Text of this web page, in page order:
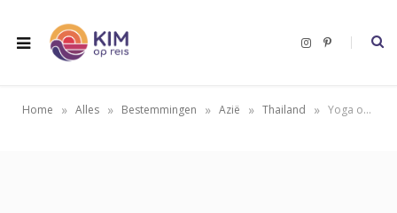
I
P
e
Home » Alles » Bestemmingen » Azië » Thailand » Yoga op Koh Phangan: leven in m’n yoga bubble